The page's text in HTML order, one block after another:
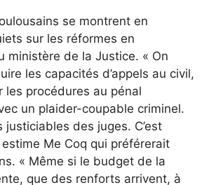
se montrent en
sur les réformes en
ministère de la Justice. « On
les capacités d’appels au civil,
les procédures au pénal
un plaider-coupable criminel.
justiciables des juges. C’est
Me Coq qui préférerait
« Même si le budget de la
que des renforts arrivent, à